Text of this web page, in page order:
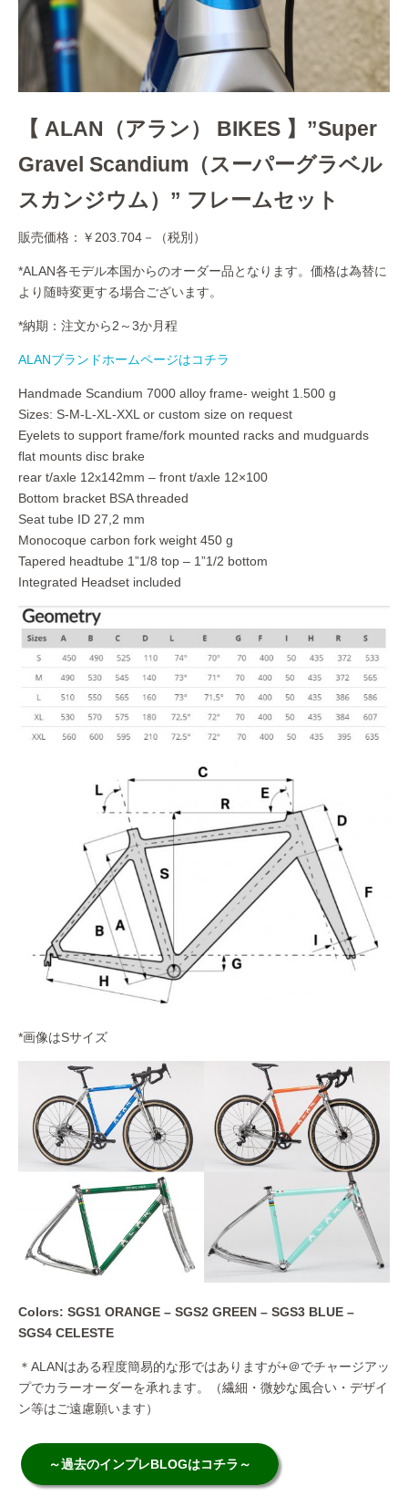
【 ALAN（アラン） BIKES 】”Super
Gravel Scandium（スーパーグラベル
スカンジウム）” フレームセット
販売価格：￥203.704－（税別）
*ALAN各モデル本国からのオーダー品となります。価格は為替に
より随時変更する場合ございます。
*納期：注文から2～3か月程
ALANブランドホームページはコチラ
Handmade Scandium 7000 alloy frame- weight 1.500 g
Sizes: S-M-L-XL-XXL or custom size on request
Eyelets to support frame/fork mounted racks and mudguards
flat mounts disc brake
rear t/axle 12x142mm – front t/axle 12×100
Bottom bracket BSA threaded
Seat tube ID 27,2 mm
Monocoque carbon fork weight 450 g
Tapered headtube 1”1/8 top – 1”1/2 bottom
Integrated Headset included
*画像はSサイズ
Colors: SGS1 ORANGE – SGS2 GREEN – SGS3 BLUE –
SGS4 CELESTE
＊ALANはある程度簡易的な形ではありますが+＠でチャージアッ
プでカラーオーダーを承れます。（繊細・微妙な風合い・デザイ
ン等はご遠慮願います）
～過去のインプレBLOGはコチラ～